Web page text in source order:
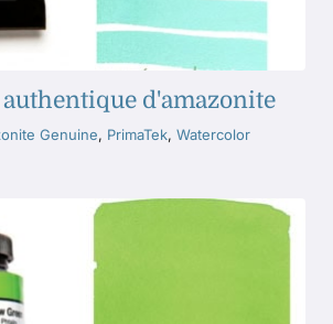
d'amazonite
Genuine, PrimaTek, Watercolor